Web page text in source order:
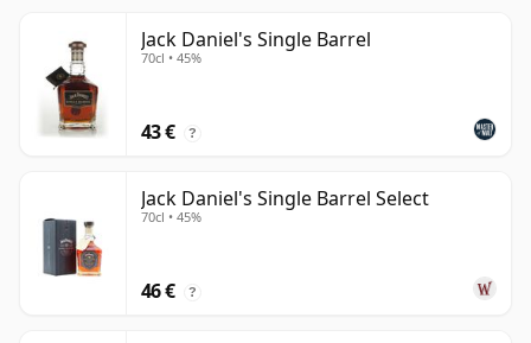
Jack Daniel's Single Barrel
70cl • 45%
43 € ?
Jack Daniel's Single Barrel Select
70cl • 45%
46 € ?